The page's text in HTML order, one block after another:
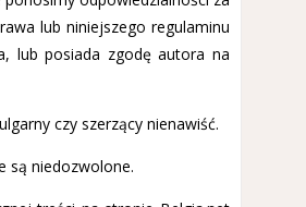
lub niniejszego regulaminu
lub posiada zgodę autora na
czy szerzący nienawiść.
są niedozwolone.